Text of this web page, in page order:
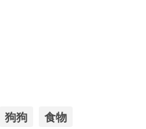
狗狗 食物